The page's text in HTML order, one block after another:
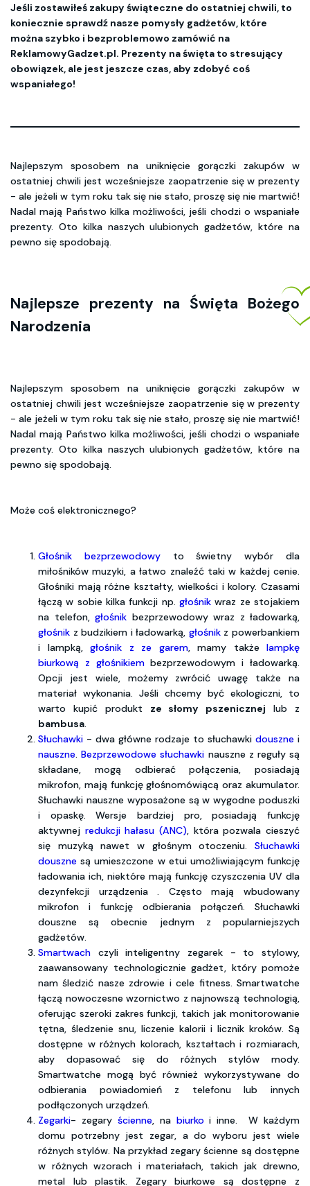
Jeśli zostawiłeś zakupy świąteczne do ostatniej chwili, to
koniecznie sprawdź nasze pomysły gadżetów, które
można szybko i bezproblemowo zamówić na
ReklamowyGadzet.pl. Prezenty na święta to stresujący
obowiązek, ale jest jeszcze czas, aby zdobyć coś
wspaniałego!
Najlepszym sposobem na uniknięcie gorączki zakupów w
ostatniej chwili jest wcześniejsze zaopatrzenie się w prezenty
- ale jeżeli w tym roku tak się nie stało, proszę się nie martwić!
Nadal mają Państwo kilka możliwości, jeśli chodzi o wspaniałe
prezenty. Oto kilka naszych ulubionych gadżetów, które na
pewno się spodobają.
Najlepsze prezenty na Święta Bożego
Narodzenia
Najlepszym sposobem na uniknięcie gorączki zakupów w
ostatniej chwili jest wcześniejsze zaopatrzenie się w prezenty
- ale jeżeli w tym roku tak się nie stało, proszę się nie martwić!
Nadal mają Państwo kilka możliwości, jeśli chodzi o wspaniałe
prezenty. Oto kilka naszych ulubionych gadżetów, które na
pewno się spodobają.
Może coś elektronicznego?
Głośnik bezprzewodowyto świetny wybór dla
miłośników muzyki, a łatwo znaleźć taki w każdej cenie.
Głośniki mają różne kształty, wielkości i kolory. Czasami
łączą w sobie kilka funkcji np. głośnik wraz ze stojakiem
na telefon, głośnik bezprzewodowy wraz z ładowarką,
głośnik z budzikiem i ładowarką, głośnikz powerbankiem
i lampką, głośnik z ze garem, mamy także lampkę
biurkową z głośnikiembezprzewodowym i ładowarką.
Opcji jest wiele, możemy zwrócić uwagę także na
materiał wykonania. Jeśli chcemy być ekologiczni, to
warto kupić produkt ze słomy pszenicznej lub z
bambusa.
Słuchawki - dwa główne rodzaje to słuchawki douszne i
nauszne.Bezprzewodowe słuchawki nauszne z reguły są
składane, mogą odbierać połączenia, posiadają
mikrofon, mają funkcję głośnomówiącą oraz akumulator.
Słuchawki nauszne wyposażone są w wygodne poduszki
i opaskę. Wersje bardziej pro, posiadają funkcję
aktywnej redukcji hałasu (ANC), która pozwala cieszyć
się muzyką nawet w głośnym otoczeniu. Słuchawki
douszne są umieszczone w etui umożliwiającym funkcję
ładowania ich, niektóre mają funkcję czyszczenia UV dla
dezynfekcji urządzenia . Często mają wbudowany
mikrofon i funkcję odbierania połączeń. Słuchawki
douszne są obecnie jednym z popularniejszych
gadżetów.
Smartwach czyli inteligentny zegarek - to stylowy,
zaawansowany technologicznie gadżet, który pomoże
nam śledzić nasze zdrowie i cele fitness. Smartwatche
łączą nowoczesne wzornictwo z najnowszą technologią,
oferując szeroki zakres funkcji, takich jak monitorowanie
tętna, śledzenie snu, liczenie kalorii i licznik kroków. Są
dostępne w różnych kolorach, kształtach i rozmiarach,
aby dopasować się do różnych stylów mody.
Smartwatche mogą być również wykorzystywane do
odbierania powiadomień z telefonu lub innych
podłączonych urządzeń.
Zegarki- zegary ścienne, na biurko i inne. W każdym
domu potrzebny jest zegar, a do wyboru jest wiele
różnych stylów. Na przykład zegary ścienne są dostępne
w różnych wzorach i materiałach, takich jak drewno,
metal lub plastik. Zegary biurkowe są dostępne z